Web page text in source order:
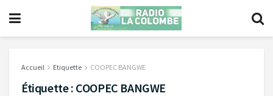
Accueil Etiquette COOPEC BANGWE
Étiquette : COOPEC BANGWE